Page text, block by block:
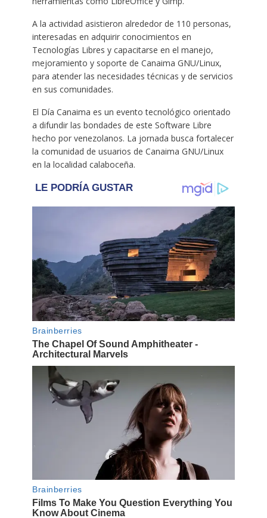
A la actividad asistieron alrededor de 110 personas,
interesadas en adquirir conocimientos en
Tecnologías Libres y capacitarse en el manejo,
mejoramiento y soporte de Canaima GNU/Linux,
para atender las necesidades técnicas y de servicios
en sus comunidades.
El Día Canaima es un evento tecnológico orientado
a difundir las bondades de este Software Libre
hecho por venezolanos. La jornada busca fortalecer
la comunidad de usuarios de Canaima GNU/Linux
en la localidad calaboceña.